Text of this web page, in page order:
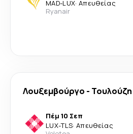
MAD-LUX· Απευθείας
Ryanair
Λουξεμβούργο - Τουλούζη
Πέμ 10 Σεπ
LUX-TLS· Απευθείας